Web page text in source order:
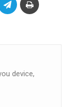
device,